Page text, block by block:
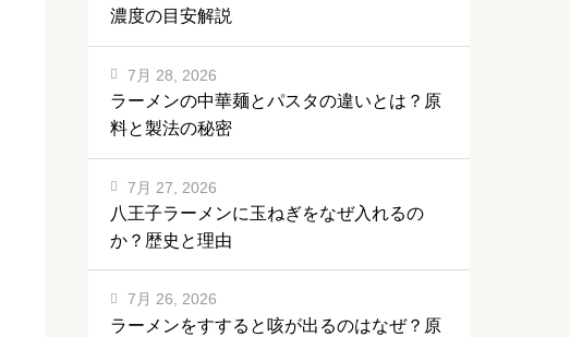
濃度の目安解説
ラーメンの中華麺とパスタの違いとは？原
料と製法の秘密
7月 28, 2026
八王子ラーメンに玉ねぎをなぜ入れるの
か？歴史と理由
7月 27, 2026
ラーメンをすすると咳が出るのはなぜ？原
7月 26, 2026